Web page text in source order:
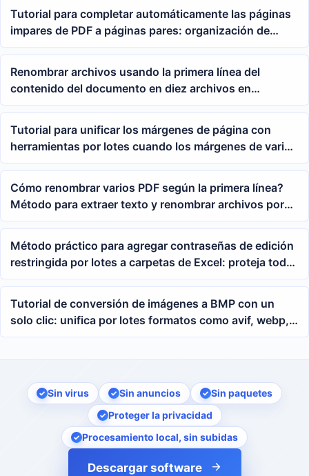
Tutorial para completar automáticamente las páginas
impares de PDF a páginas pares: organización de
archivos necesaria antes de la impresión a doble cara
Renombrar archivos usando la primera línea del
contenido del documento en diez archivos en
formatos como doc y docx
Tutorial para unificar los márgenes de página con
herramientas por lotes cuando los márgenes de varias
páginas PDF son inconsistentes
Cómo renombrar varios PDF según la primera línea?
Método para extraer texto y renombrar archivos por
lotes
Método práctico para agregar contraseñas de edición
restringida por lotes a carpetas de Excel: proteja todas
las hojas de cálculo
Tutorial de conversión de imágenes a BMP con un
solo clic: unifica por lotes formatos como avif, webp,
png, jpeg y heic
Sin virus Sin anuncios
Sin paquetes
Proteger la privacidad
Procesamiento local, sin subidas
Descargar software